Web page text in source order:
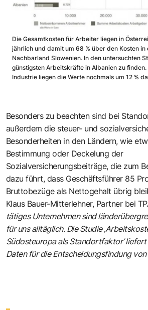
Die Gesamtkosten für Arbeiter liegen in
jährlich und damit um 68 % über den Kosten in
Nachbarland Slowenien. In den untersuchten
günstigsten Arbeitskräfte in Albanien zu
Industrie liegen die Werte nochmals um 12 %
Besonders zu beachten sind bei
außerdem die steuer- und
Besonderheiten in den Ländern, wie
Bestimmung oder Deckelung der
Sozialversicherungsbeiträge, die zum
dazu führt, dass Geschäftsführer 85
Bruttobezüge als Nettogehalt übrig
Klaus Bauer-Mitterlehner, Partner bei
tätiges Unternehmen sind
für uns alltäglich. Die Studie
Südosteuropa als Standortfaktor‘
Daten für die Entscheidungsfindung von